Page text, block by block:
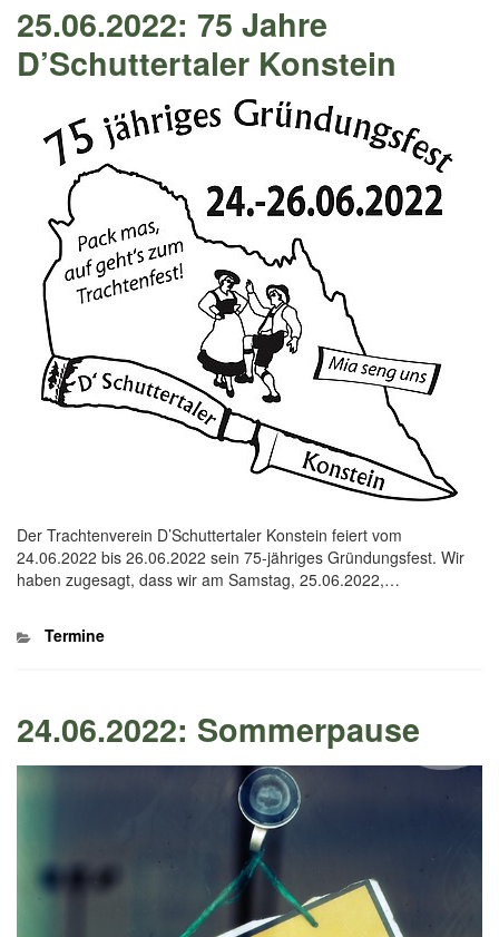
25.06.2022: 75 Jahre
D’Schuttertaler Konstein
Der Trachtenverein D’Schuttertaler Konstein feiert vom
24.06.2022 bis 26.06.2022 sein 75-jähriges Gründungsfest. Wir
haben zugesagt, dass wir am Samstag, 25.06.2022,…
Kategorien
Termine
24.06.2022: Sommerpause